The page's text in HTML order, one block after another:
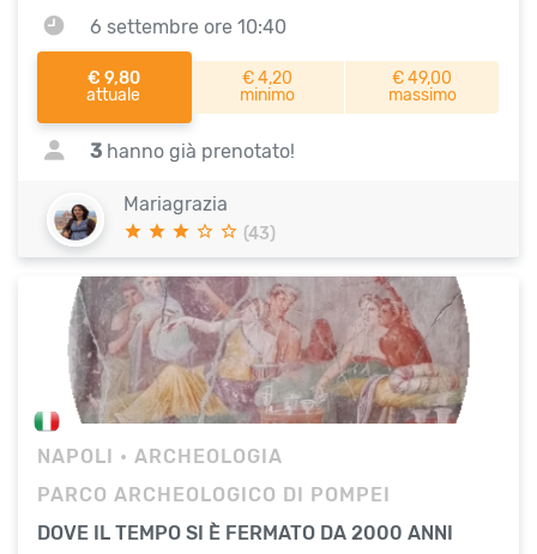
6 settembre ore 10:40
€ 9,80
attuale
€ 4,20
minimo
€ 49,00
massimo
3 hanno già prenotato!
Mariagrazia
(43)
NAPOLI
• ARCHEOLOGIA
PARCO ARCHEOLOGICO DI POMPEI
DOVE IL TEMPO SI È FERMATO DA 2000 ANNI